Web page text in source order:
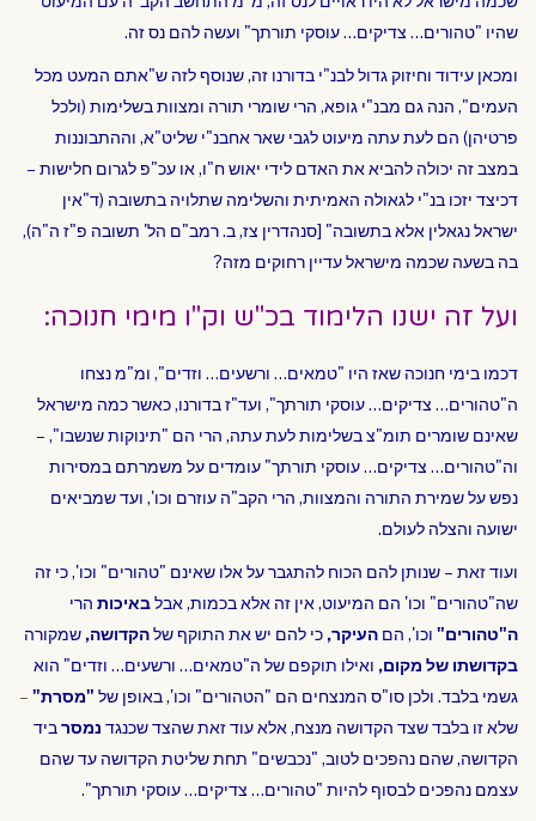
שהיו "טהורים… צדיקים… עוסקי תורתך" ועשה להם נס זה.
ומכאן עידוד וחיזוק גדול לבנ"י בדורנו זה, שנוסף לזה ש"אתם המעט מכל
העמים", הנה גם מבנ"י גופא, הרי שומרי תורה ומצוות בשלימות (ולכל
פרטיהן) הם לעת עתה מיעוט לגבי שאר אחבנ"י שליט"א, וההתבוננות
במצב זה יכולה להביא את האדם לידי יאוש ח"ו, או עכ"פ לגרום חלישות –
דכיצד יזכו בנ"י לגאולה האמיתית והשלימה שתלויה בתשובה (ד"אין
ישראל נגאלין אלא בתשובה" [סנהדרין צז, ב. רמב"ם הל' תשובה פ"ז ה"ה),
בה בשעה שכמה מישראל עדיין רחוקים מזה?
ועל זה ישנו הלימוד בכ"ש וק"ו מימי חנוכה:
דכמו בימי חנוכה שאז היו "טמאים… ורשעים… וזדים", ומ"מ נצחו
ה"טהורים… צדיקים… עוסקי תורתך", ועד"ז בדורנו, כאשר כמה מישראל
שאינם שומרים תומ"צ בשלימות לעת עתה, הרי הם "תינוקות שנשבו", –
וה"טהורים… צדיקים… עוסקי תורתך" עומדים על משמרתם במסירות
נפש על שמירת התורה והמצוות, הרי הקב"ה עוזרם וכו', ועד שמביאים
ישועה והצלה לעולם.
ועוד זאת – שנותן להם הכוח להתגבר על אלו שאינם "טהורים" וכו', כי זה
שה"טהורים" וכו' הם המיעוט, אין זה אלא בכמות, אבלבאיכות הרי
ה"טהורים" וכו', הם העיקר, כי להם יש את התוקף שלהקדושה, שמקורה
בקדושתו של מקום, ואילו תוקפם של ה"טמאים… ורשעים… וזדים" הוא
גשמי בלבד. ולכן סו"ס המנצחים הם "הטהורים" וכו', באופן של "מסרת" –
שלא זו בלבד שצד הקדושה מנצח, אלא עוד זאת שהצד שכנגד נמסרביד
הקדושה, שהם נהפכים לטוב, "נכבשים" תחת שליטת הקדושה עד שהם
עצמם נהפכים לבסוף להיות "טהורים… צדיקים… עוסקי תורתך".